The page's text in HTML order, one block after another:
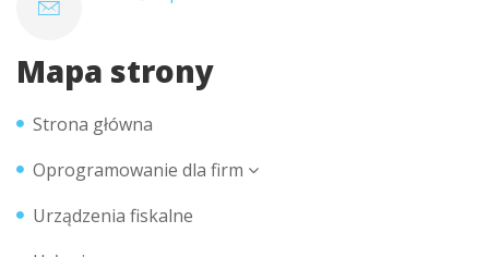
Mapa strony
Strona główna
Oprogramowanie dla firm
Urządzenia fiskalne